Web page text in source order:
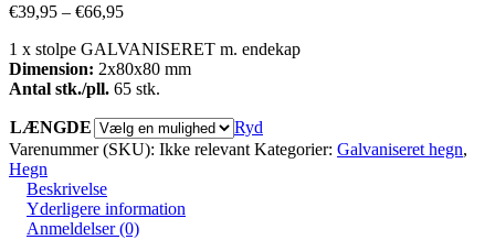
€39,95 – €66,95Prisinterval:
til
€66,95
1 x stolpe GALVANISERET m. endekap
Dimension: 2x80x80 mm
Antal stk./pll. 65 stk.
LÆNGDE
Ryd
Varenummer (SKU): Ikke relevant Kategorier: Galvaniseret hegn,
Hegn
Beskrivelse
Yderligere information
Anmeldelser (0)